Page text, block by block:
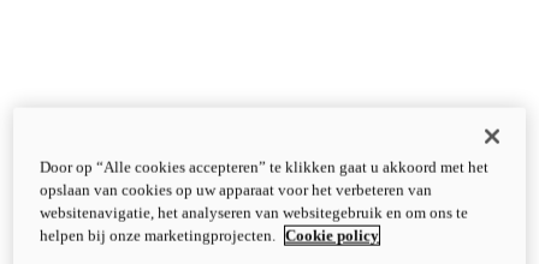
Door op “Alle cookies accepteren” te klikken gaat u akkoord met het
opslaan van cookies op uw apparaat voor het verbeteren van
websitenavigatie, het analyseren van websitegebruik en om ons te
helpen bij onze marketingprojecten.
Cookie policy